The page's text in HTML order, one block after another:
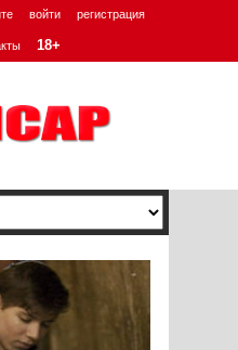
войти регистрация
18+